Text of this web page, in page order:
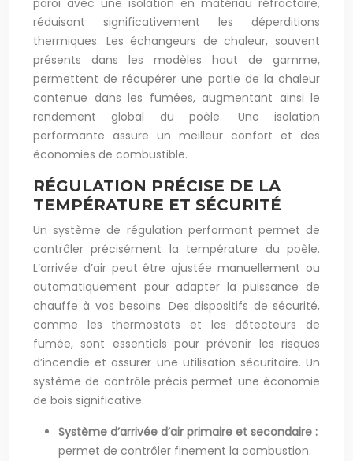
paroi avec une isolation en matériau réfractaire,
réduisant significativement les déperditions
thermiques. Les échangeurs de chaleur, souvent
présents dans les modèles haut de gamme,
permettent de récupérer une partie de la chaleur
contenue dans les fumées, augmentant ainsi le
rendement global du poêle. Une isolation
performante assure un meilleur confort et des
économies de combustible.
RÉGULATION PRÉCISE DE LA
TEMPÉRATURE ET SÉCURITÉ
Un système de régulation performant permet de
contrôler précisément la température du poêle.
L’arrivée d’air peut être ajustée manuellement ou
automatiquement pour adapter la puissance de
chauffe à vos besoins. Des dispositifs de sécurité,
comme les thermostats et les détecteurs de
fumée, sont essentiels pour prévenir les risques
d’incendie et assurer une utilisation sécuritaire. Un
système de contrôle précis permet une économie
de bois significative.
Système d’arrivée d’air primaire et secondaire :
permet de contrôler finement la combustion.